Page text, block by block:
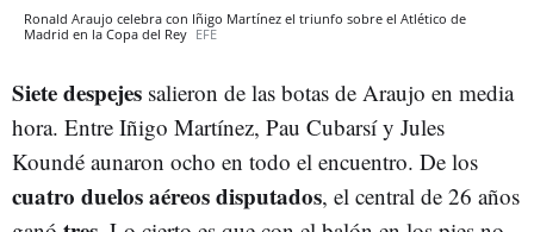
Ronald Araujo celebra con Iñigo Martínez el triunfo sobre el Atlético de
Madrid en la Copa del Rey EFE
Siete despejes salieron de las botas de Araujo en media
hora. Entre Iñigo Martínez, Pau Cubarsí y Jules
Koundé aunaron ocho en todo el encuentro. De los
cuatro duelos aéreos disputados, el central de 26 años